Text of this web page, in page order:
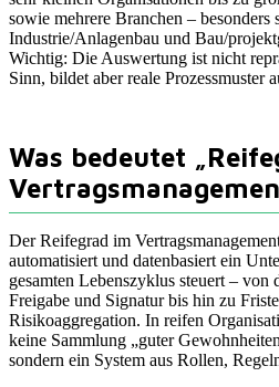
sowie mehrere Branchen – besonders
Industrie/Anlagenbau und Bau/
Wichtig: Die Auswertung ist nicht
Sinn, bildet aber reale Prozessmuster
Was bedeutet
Der Reifegrad im
automatisiert und datenbasiert ein
gesamten Lebenszyklus steuert –
Freigabe und Signatur bis hin zu
Risikoaggregation. In reifen
keine Sammlung „guter
sondern ein System aus Rollen,